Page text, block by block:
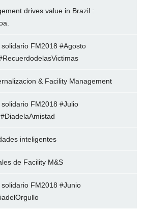
drives value in Brazil :
FM2018 #Agosto
& Facility Management
FM2018 #Julio
inteligentes
de Facility M&S
FM2018 #Junio